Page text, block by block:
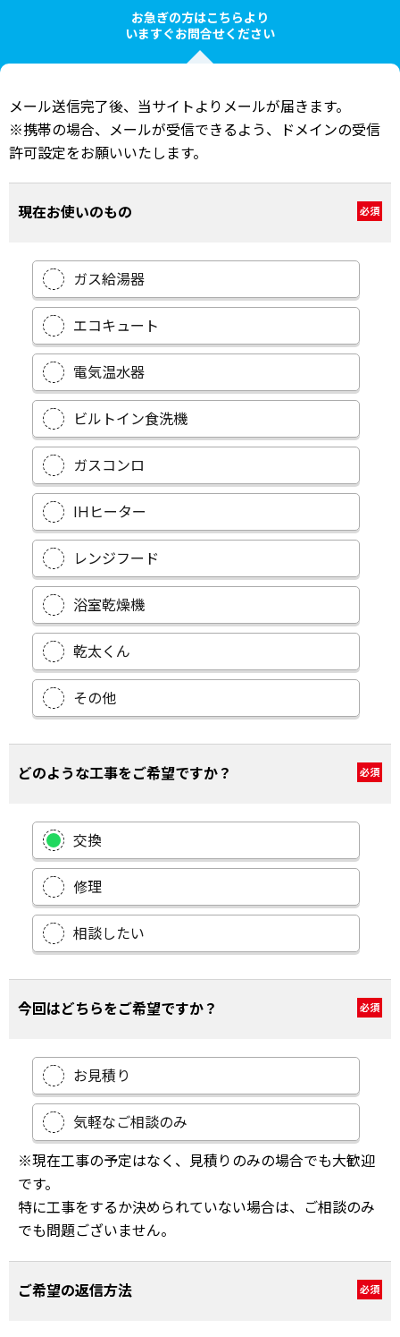
お急ぎの方はこちらより
いますぐお問合せください
メール送信完了後、当サイトよりメールが届きます。
※携帯の場合、メールが受信できるよう、ドメインの受信
許可設定をお願いいたします。
現在お使いのもの 必須
ガス給湯器
エコキュート
電気温水器
ビルトイン食洗機
ガスコンロ
IHヒーター
レンジフード
浴室乾燥機
乾太くん
その他
どのような工事をご希望ですか？ 必須
交換
修理
相談したい
今回はどちらをご希望ですか？ 必須
お見積り
気軽なご相談のみ
※現在工事の予定はなく、見積りのみの場合でも大歓迎
です。
特に工事をするか決められていない場合は、ご相談のみ
でも問題ございません。
ご希望の返信方法 必須